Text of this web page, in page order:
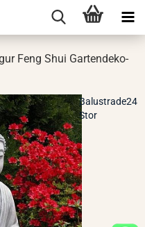
Feng Shui Gar­ten­de­ko­
Balustrade24
Stor